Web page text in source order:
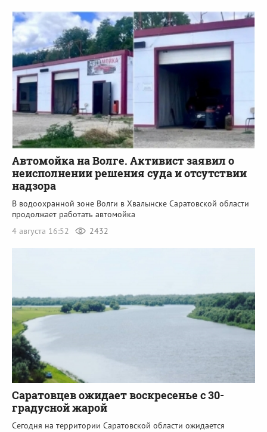
Автомойка на Волге. Активист заявил о
неисполнении решения суда и отсутствии
надзора
В водоохранной зоне Волги в Хвалынске Саратовской области
продолжает работать автомойка
4 августа 16:52
2432
Саратовцев ожидает воскресенье c 30-
градусной жарой
Сегодня на территории Саратовской области ожидается